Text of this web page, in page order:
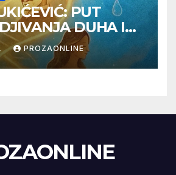
PUT
DUHA I
PROZAONLINE